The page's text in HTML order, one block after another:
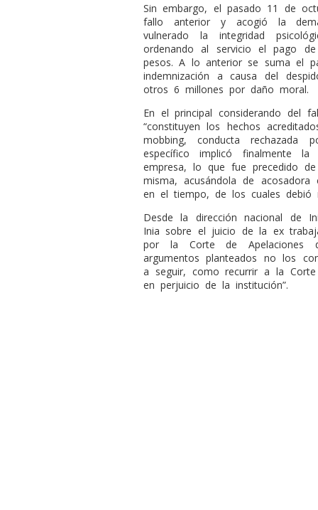
Sin embargo, el pasado 11 de
fallo anterior y acogió la
vulnerado la integridad
ordenando al servicio el pago
pesos. A lo anterior se suma el
indemnización a causa del
otros 6 millones por daño moral.
En el principal considerando del
“constituyen los hechos
mobbing, conducta
específico implicó finalmente
empresa, lo que fue precedido
misma, acusándola de
en el tiempo, de los cuales debió
Desde la dirección nacional de
Inia sobre el juicio de la ex
por la Corte de Apelaciones
argumentos planteados no los
a seguir, como recurrir a la
en perjuicio de la institución”.